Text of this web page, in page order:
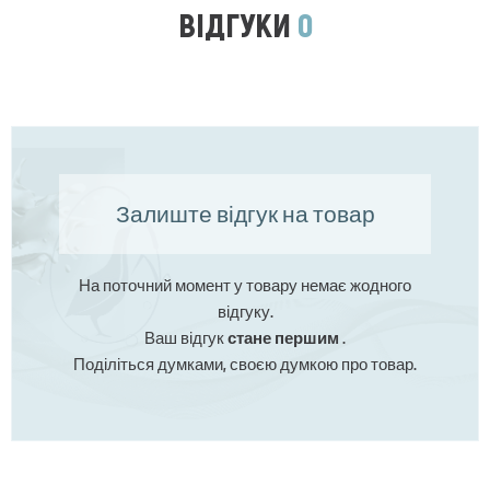
ВІДГУКИ 0
Залиште відгук на товар
На поточний момент у товару немає жодного
відгуку.
Ваш відгукстане першим .
Поділіться думками, своєю думкою про товар.